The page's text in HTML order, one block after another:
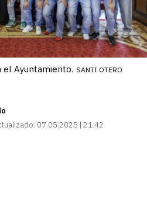
Ayuntamiento. SANTI OTERO
07.05.2025 | 21:42